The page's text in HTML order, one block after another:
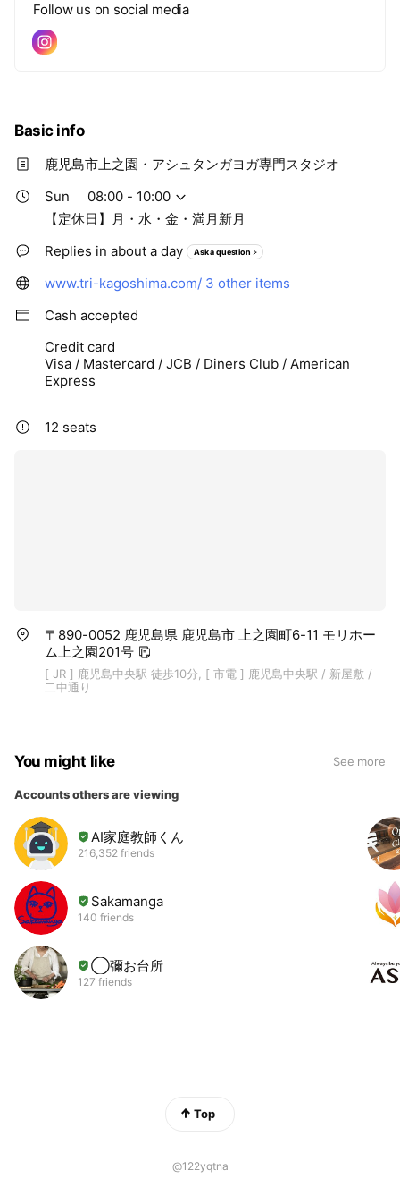
Follow us on social media
Basic info
鹿児島市上之園・アシュタンガヨガ専門スタジオ
Sun
08:00 - 10:00
【定休日】月・水・金・満月新月
Replies in about a day
Ask a question
www.tri-kagoshima.com/ 3 other items
Cash accepted
Credit card
Visa / Mastercard / JCB / Diners Club / American
Express
12 seats
〒890-0052 鹿児島県 鹿児島市 上之園町6-11 モリホー
ム上之園201号
[ JR ] 鹿児島中央駅 徒歩10分, [ 市電 ] 鹿児島中央駅 / 新屋敷 /
二中通り
You might like See more
Accounts others are viewing
AI家庭教師くん
216,352 friends
Sakamanga
140 friends
◯彌お台所
127 friends
Top
@122yqtna